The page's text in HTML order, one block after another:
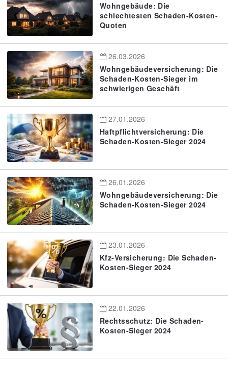
Wohngebäude: Die
schlechtesten Schaden-Kosten-
Quoten
26.03.2026
Wohngebäudeversicherung: Die
Schaden-Kosten-Sieger im
schwierigen Geschäft
27.01.2026
Haftpflichtversicherung: Die
Schaden-Kosten-Sieger 2024
26.01.2026
Wohngebäudeversicherung: Die
Schaden-Kosten-Sieger 2024
23.01.2026
Kfz-Versicherung: Die Schaden-
Kosten-Sieger 2024
22.01.2026
Rechtsschutz: Die Schaden-
Kosten-Sieger 2024